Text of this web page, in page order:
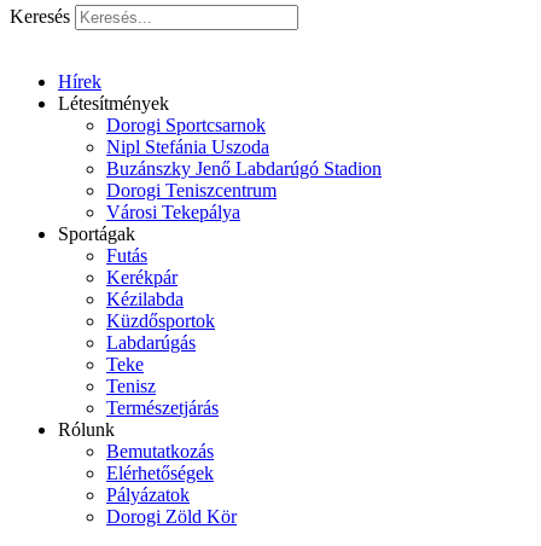
Keresés
Hírek
Létesítmények
Dorogi Sportcsarnok
Nipl Stefánia Uszoda
Buzánszky Jenő Labdarúgó Stadion
Dorogi Teniszcentrum
Városi Tekepálya
Sportágak
Futás
Kerékpár
Kézilabda
Küzdősportok
Labdarúgás
Teke
Tenisz
Természetjárás
Rólunk
Bemutatkozás
Elérhetőségek
Pályázatok
Dorogi Zöld Kör